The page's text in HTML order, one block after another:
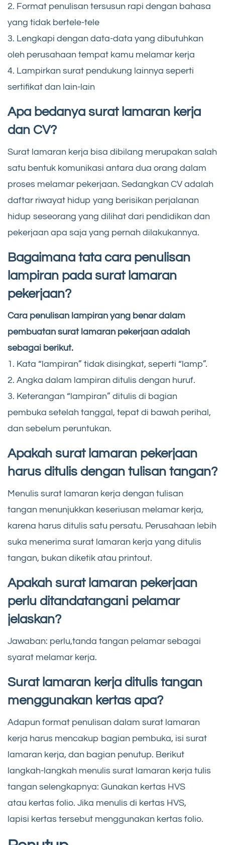
2. Format penulisan tersusun rapi dengan bahasa
yang tidak bertele-tele
3. Lengkapi dengan data-data yang dibutuhkan
oleh perusahaan tempat kamu melamar kerja
4. Lampirkan surat pendukung lainnya seperti
sertifikat dan lain-lain
Apa bedanya surat lamaran kerja
dan CV?
Surat lamaran kerja bisa dibilang merupakan salah
satu bentuk komunikasi antara dua orang dalam
proses melamar pekerjaan. Sedangkan CV adalah
daftar riwayat hidup yang berisikan perjalanan
hidup seseorang yang dilihat dari pendidikan dan
pekerjaan apa saja yang pernah dilakukannya.
Bagaimana tata cara penulisan
lampiran pada surat lamaran
pekerjaan?
Cara penulisan lampiran yang benar dalam
pembuatan surat lamaran pekerjaan adalah
sebagai berikut.
1. Kata “lampiran” tidak disingkat, seperti “lamp”.
2. Angka dalam lampiran ditulis dengan huruf.
3. Keterangan “lampiran” ditulis di bagian
pembuka setelah tanggal, tepat di bawah perihal,
dan sebelum peruntukan.
Apakah surat lamaran pekerjaan
harus ditulis dengan tulisan tangan?
Menulis surat lamaran kerja dengan tulisan
tangan menunjukkan keseriusan melamar kerja,
karena harus ditulis satu persatu. Perusahaan lebih
suka menerima surat lamaran kerja yang ditulis
tangan, bukan diketik atau printout.
Apakah surat lamaran pekerjaan
perlu ditandatangani pelamar
jelaskan?
Jawaban: perlu,tanda tangan pelamar sebagai
syarat melamar kerja.
Surat lamaran kerja ditulis tangan
menggunakan kertas apa?
Adapun format penulisan dalam surat lamaran
kerja harus mencakup bagian pembuka, isi surat
lamaran kerja, dan bagian penutup. Berikut
langkah-langkah menulis surat lamaran kerja tulis
tangan selengkapnya: Gunakan kertas HVS
atau kertas folio. Jika menulis di kertas HVS,
lapisi kertas tersebut menggunakan kertas folio.